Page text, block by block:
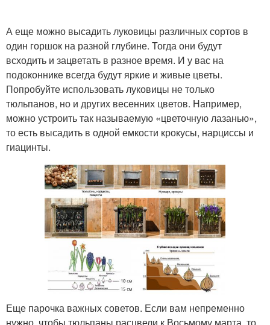
А еще можно высадить луковицы различных сортов в
один горшок на разной глубине. Тогда они будут
всходить и зацветать в разное время. И у вас на
подоконнике всегда будут яркие и живые цветы.
Попробуйте использовать луковицы не только
тюльпанов, но и других весенних цветов. Например,
можно устроить так называемую «цветочную лазанью»,
то есть высадить в одной емкости крокусы, нарциссы и
гиацинты.
Еще парочка важных советов. Если вам непременно